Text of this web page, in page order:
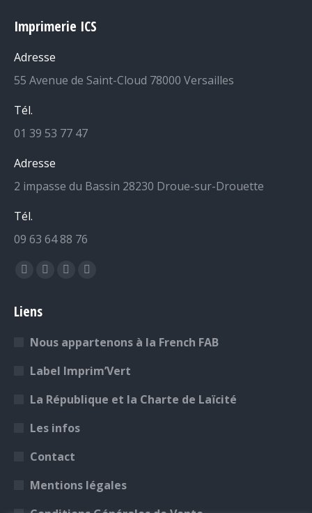
Imprimerie ICS
Adresse
55 Avenue de Saint-Cloud 78000 Versailles
Tél.
01 39 53 77 47
Adresse
2 impasse du Bassin 28230 Droue-sur-Drouette
Tél.
09 63 64 88 76
Retrouvez-nous sur :
La
Facebook
dans
une
fenêtre
La
dans
une
fenêtre
La
dans
une
fenêtre
La
dans
une
fenêtre
Liens
Nous appartenons à la French FAB
Label Imprim’Vert
La République et la Charte de Laïcité
Les infos
Contact
Mentions légales